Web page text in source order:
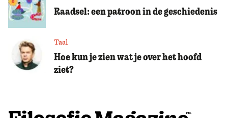
Raadsel: een patroon in de geschiedenis
Taal
Hoe kun je zien wat je over het hoofd
ziet?